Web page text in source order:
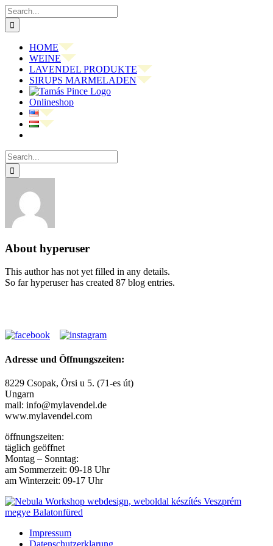
Skip
to
content
Search
for:
HOME
WEINE
LAVENDEL PRODUKTE
SIRUPS MARMELADEN
Onlineshop
Search
for:
About hyperuser
This author has not yet filled in any details.
So far hyperuser has created 87 blog entries.
Adresse und Öffnungszeiten:
8229 Csopak, Örsi u 5. (71-es út)
Ungarn
mail: info@mylavendel.de
www.mylavendel.com
öffnungszeiten:
täglich geöffnet
Montag – Sonntag:
am Sommerzeit: 09-18 Uhr
am Winterzeit: 09-17 Uhr
Impressum
Datenschutzerklarung